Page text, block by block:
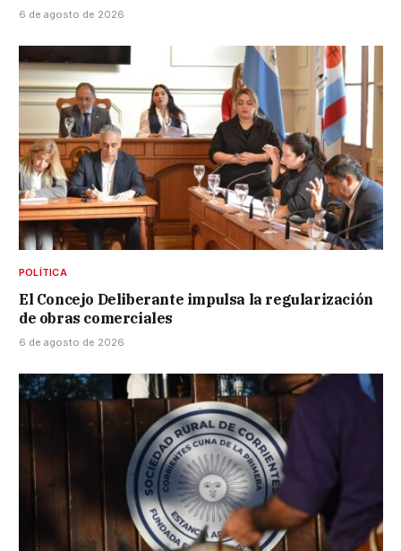
6 de agosto de 2026
POLÍTICA
El Concejo Deliberante impulsa la regularización
de obras comerciales
6 de agosto de 2026